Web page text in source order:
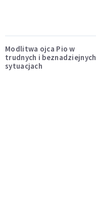
Modlitwa ojca Pio w
trudnych i beznadziejnych
sytuacjach